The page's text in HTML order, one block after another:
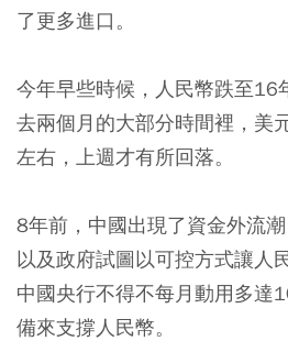
了更多進口。
今年早些時候，人民幣跌至16
去兩個月的大部分時間裡，美
左右，上週才有所回落。
8年前，中國出現了資金外流
以及政府試圖以可控方式讓人
中國央行不得不每月動用多達
備來支撐人民幣。